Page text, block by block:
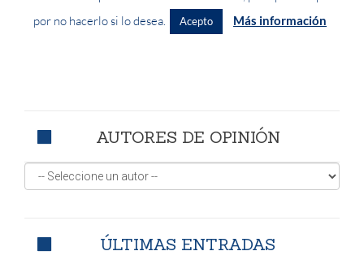
AUTORES DE OPINIÓN
ÚLTIMAS ENTRADAS